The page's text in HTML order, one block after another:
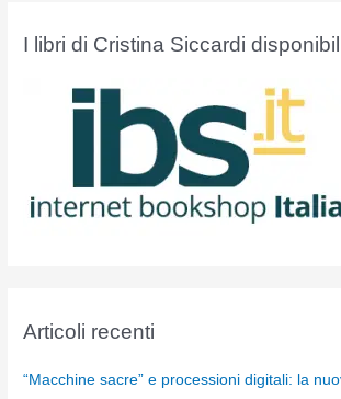
I libri di Cristina Siccardi
Articoli recenti
“Macchine sacre” e processioni digitali: la